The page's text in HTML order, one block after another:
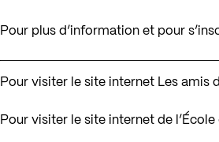
Pour plus d’information et pour
Pour visiter le site internet Les amis
Pour visiter le site internet de